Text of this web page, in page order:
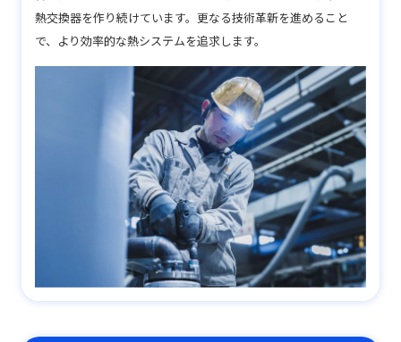
熱交換器を作り続けています。更なる技術革新を進めること
で、より効率的な熱システムを追求します。